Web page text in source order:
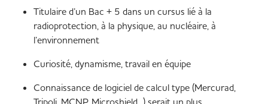
Titulaire d’un Bac + 5 dans un cursus lié à la
radioprotection, à la physique, au nucléaire, à
l’environnement
Curiosité, dynamisme, travail en équipe
Connaissance de logiciel de calcul type (Mercurad,
Tripoli, MCNP, Microshield...) serait un plus